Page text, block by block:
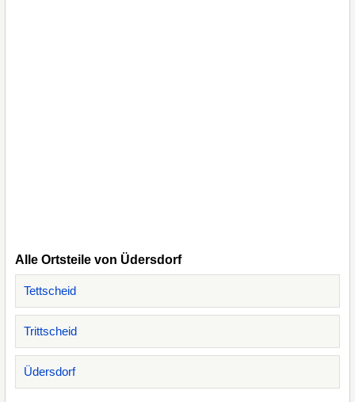
Alle Ortsteile von Üdersdorf
Tettscheid
Trittscheid
Üdersdorf